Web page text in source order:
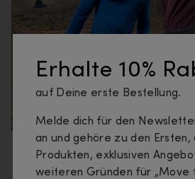
Wandern
Erhalte 10%
auf Deine erste Bestellung.
Melde dich für den
an und gehöre zu den Ersten,
Produkten, exklusiven
weiteren Gründen für „Move